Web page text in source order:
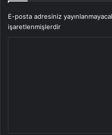
E-posta adresiniz
işaretlenmişlerdir